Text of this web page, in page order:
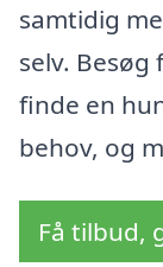
samtidig
selv.
finde en
behov, og
Få tilbud,